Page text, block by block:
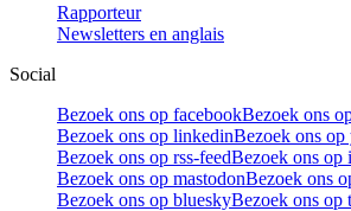
Rapporteur
Newsletters en anglais
Social
Bezoek ons op facebookBezoek ons
Bezoek ons op linkedinBezoek ons op
Bezoek ons op rss-feedBezoek ons op
Bezoek ons op mastodonBezoek ons
Bezoek ons op blueskyBezoek ons op